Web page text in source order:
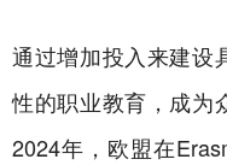
通过增加投入来建设
性的职业教育，成为
2024年，欧盟在